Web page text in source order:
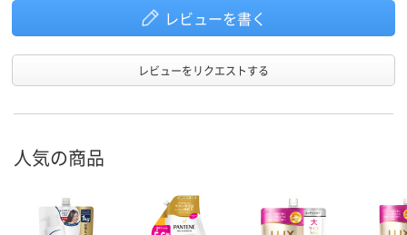
レビューを書く
レビューをリクエストする
人気の商品